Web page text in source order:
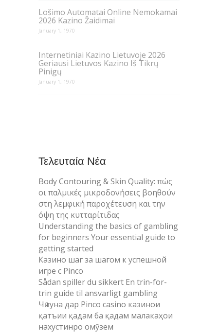
Lošimo Automatai Online Nemokamai
2026 Kazino Žaidimai
January 1, 1970
Internetiniai Kazino Lietuvoje 2026
Geriausi Lietuvos Kazino Iš Tikrų
Pinigų
January 1, 1970
Τελευταία Νέα
Body Contouring & Skin Quality: πώς
οι παλμικές μικροδονήσεις βοηθούν
στη λεμφική παροχέτευση και την
όψη της κυτταρίτιδας
Understanding the basics of gambling
for beginners Your essential guide to
getting started
Казино шаг за шагом к успешной
игре с Pinco
Sådan spiller du sikkert En trin-for-
trin guide til ansvarligt gambling
Чӣ гуна дар Pinco casino казинои
қатъии қадам ба қадам малакаҳои
нахустинро омӯзем